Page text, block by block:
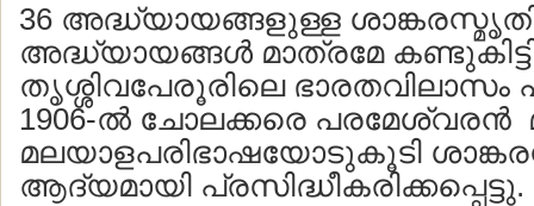
36 അദ്ധ്യായങ്ങളുള്ള
അദ്ധ്യായങ്ങള്‍ മാത്രമേ
തൃശ്ശിവപേരൂരിലെ ഭാരതവിലാസം
1906-ല്‍ ചോലക്കരെ പരമേശ്വരന്‍
മലയാളപരിഭാഷയോടുകൂടി
ആദ്യമായി പ്രസിദ്ധീകരിക്കപ്പെട്ടു.